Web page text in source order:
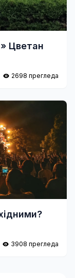
Цветан
2698 прегледа
3908 прегледа